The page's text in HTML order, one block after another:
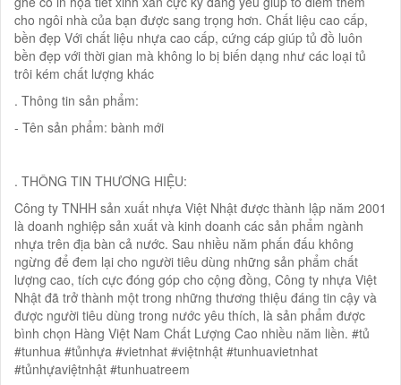
cho ngôi nhà của bạn được sang trọng hơn. Chất liệu cao cấp,
bền đẹp Với chất liệu nhựa cao cấp, cứng cáp giúp tủ đồ luôn
bền đẹp với thời gian mà không lo bị biến dạng như các loại tủ
trôi kém chất lượng khác
. Thông tin sản phẩm:
- Tên sản phẩm: bành mới
. THÔNG TIN THƯƠNG HIỆU:
Công ty TNHH sản xuất nhựa Việt Nhật được thành lập năm 2001
là doanh nghiệp sản xuất và kinh doanh các sản phẩm ngành
nhựa trên địa bàn cả nước. Sau nhiều năm phấn đấu không
ngừng để đem lại cho người tiêu dùng những sản phẩm chất
lượng cao, tích cực đóng góp cho cộng đồng, Công ty nhựa Việt
Nhật đã trở thành một trong những thương thiệu đáng tin cậy và
được người tiêu dùng trong nước yêu thích, là sản phẩm được
bình chọn Hàng Việt Nam Chất Lượng Cao nhiều năm liền. #tủ
#tunhua #tủnhựa #vietnhat #việtnhật #tunhuavietnhat
#tủnhựaviệtnhật #tunhuatreem